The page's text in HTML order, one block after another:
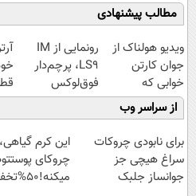
مطالب پیشنهادی
ویدیو هولناک از
جوان کارتن
خوابی که
میلیاردر شد.
آموزش رایگان
رونمایی از IM
LS9، پرچم‌دار
فوق‌لوکس
EREV وارد بازار
ایران شد
از سراسر وب
برای نابودی چروکات
سراغ هیچی جز
جوانساز جلبک
این کرم
چروکای
میکنه!50%تخفیف